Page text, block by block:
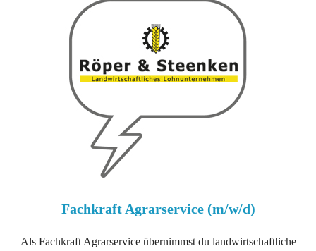
Fachkraft Agrarservice (m/w/d)
Als Fachkraft Agrarservice übernimmst du landwirtschaftliche